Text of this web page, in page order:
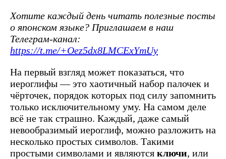
Хотите каждый день читать полезные посты
о японском языке? Приглашаем в наш
Телеграм-канал:
https://t.me/+Oez5dx8LMCExYmUy
На первый взгляд может показаться, что
иероглифы — это хаотичный набор палочек и
чёрточек, порядок которых под силу запомнить
только исключительному уму. На самом деле
всё не так страшно. Каждый, даже самый
невообразимый иероглиф, можно разложить на
несколько простых символов. Такими
простыми символами и являются ключи, или